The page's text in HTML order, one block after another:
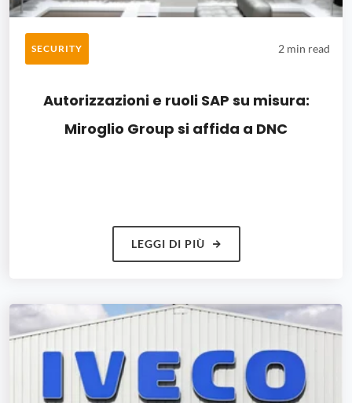
SECURITY 2 min read
Autorizzazioni e ruoli SAP su misura:
Miroglio Group si affida a DNC
LEGGI DI PIÙ